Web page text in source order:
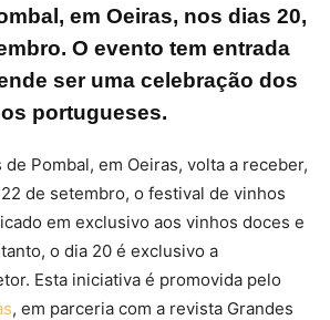
em Oeiras, nos dias 20,
O evento tem entrada
ser uma celebração dos
portugueses.
de Pombal, em Oeiras, volta a receber,
de setembro, o festival de vinhos
em exclusivo aos vinhos doces e
o dia 20 é exclusivo a
Esta iniciativa é promovida pelo
, em parceria com a revista Grandes